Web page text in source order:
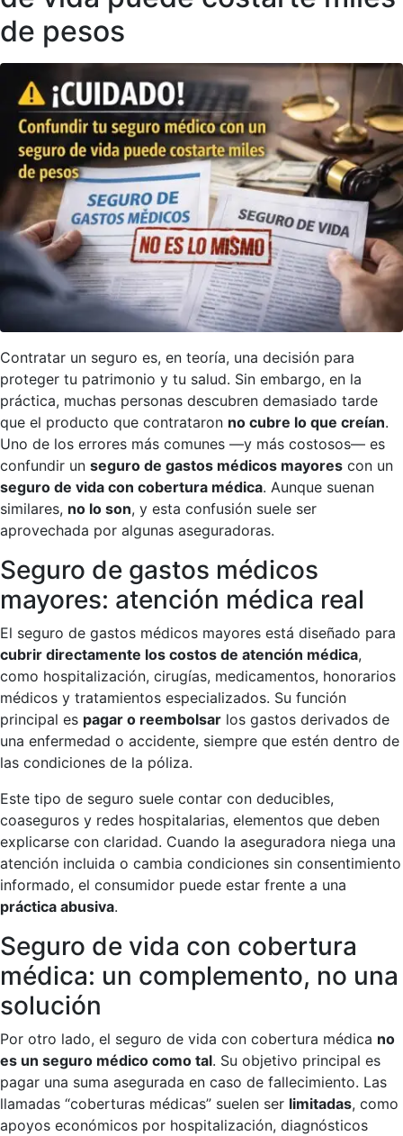
de pesos
Contratar un seguro es, en teoría, una decisión para
proteger tu patrimonio y tu salud. Sin embargo, en la
práctica, muchas personas descubren demasiado tarde
que el producto que contrataron no cubre lo que creían.
Uno de los errores más comunes —y más costosos— es
confundir un seguro de gastos médicos mayores con un
seguro de vida con cobertura médica. Aunque suenan
similares, no lo son, y esta confusión suele ser
aprovechada por algunas aseguradoras.
Seguro de gastos médicos
mayores: atención médica real
El seguro de gastos médicos mayores está diseñado para
cubrir directamente los costos de atención médica,
como hospitalización, cirugías, medicamentos, honorarios
médicos y tratamientos especializados. Su función
principal es pagar o reembolsar los gastos derivados de
una enfermedad o accidente, siempre que estén dentro de
las condiciones de la póliza.
Este tipo de seguro suele contar con deducibles,
coaseguros y redes hospitalarias, elementos que deben
explicarse con claridad. Cuando la aseguradora niega una
atención incluida o cambia condiciones sin consentimiento
informado, el consumidor puede estar frente a una
práctica abusiva.
Seguro de vida con cobertura
médica: un complemento, no una
solución
Por otro lado, el seguro de vida con cobertura médica no
es un seguro médico como tal. Su objetivo principal es
pagar una suma asegurada en caso de fallecimiento. Las
llamadas “coberturas médicas” suelen ser limitadas, como
apoyos económicos por hospitalización, diagnósticos